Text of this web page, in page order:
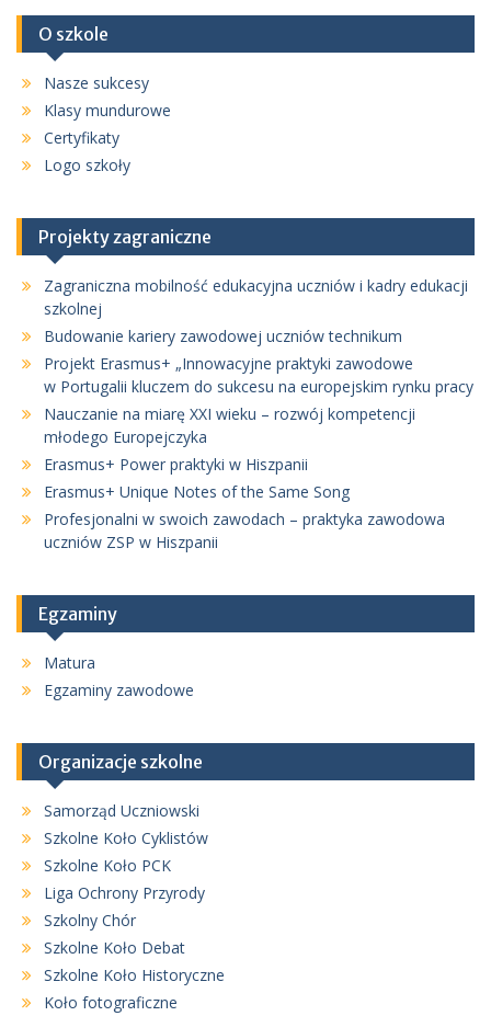
O szkole
Nasze sukcesy
Klasy mundurowe
Certyfikaty
Logo szkoły
Projekty zagraniczne
Zagraniczna mobilność edukacyjna uczniów i kadry edukacji
szkolnej
Budowanie kariery zawodowej uczniów technikum
Projekt Erasmus+ „Innowacyjne praktyki zawodowe
w Portugalii kluczem do sukcesu na europejskim rynku pracy
Nauczanie na miarę XXI wieku – rozwój kompetencji
młodego Europejczyka
Erasmus+ Power praktyki w Hiszpanii
Erasmus+ Unique Notes of the Same Song
Profesjonalni w swoich zawodach – praktyka zawodowa
uczniów ZSP w Hiszpanii
Egzaminy
Matura
Egzaminy zawodowe
Organizacje szkolne
Samorząd Uczniowski
Szkolne Koło Cyklistów
Szkolne Koło PCK
Liga Ochrony Przyrody
Szkolny Chór
Szkolne Koło Debat
Szkolne Koło Historyczne
Koło fotograficzne